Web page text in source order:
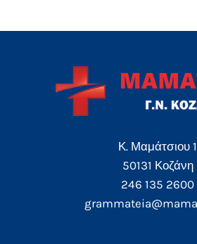
Κ. Μαμάτσιου 1
50131 Κοζάνη
246 135 2600